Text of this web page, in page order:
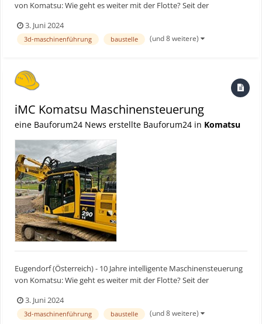
von Komatsu: Wie geht es weiter mit der Flotte? Seit der
(iMC) vor zehn Jahren hat Komatsu sich von dieser Innovation
inspirieren lassen und ein völlig neues digitales Baupor...
3. Juni 2024
3d-maschinenführung baustelle (und 8 weitere)
iMC Komatsu Maschinensteuerung
eine Bauforum24 News erstellte Bauforum24 in Komatsu
Eugendorf (Österreich) - 10 Jahre intelligente Maschinensteuerung
von Komatsu: Wie geht es weiter mit der Flotte? Seit der
(iMC) vor zehn Jahren hat Komatsu sich von dieser Innovation
inspirieren lassen und ein völlig neues digitales Baupor...
3. Juni 2024
3d-maschinenführung baustelle (und 8 weitere)